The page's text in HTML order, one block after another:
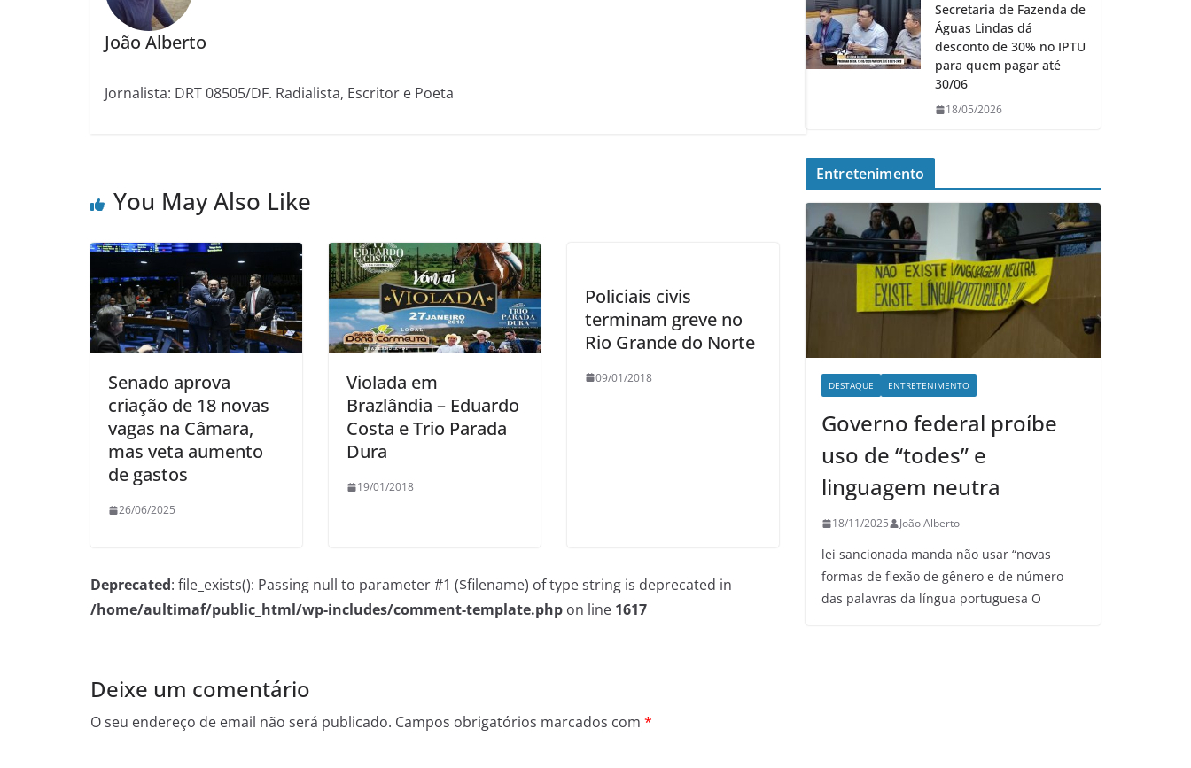
João Alberto
Jornalista: DRT 08505/DF. Radialista, Escritor e Poeta
You May Also Like
Senado aprova
criação de 18 novas
vagas na Câmara,
mas veta aumento
de gastos
26/06/2025
Violada em
Brazlândia – Eduardo
Costa e Trio Parada
Dura
19/01/2018
Policiais civis
terminam greve no
Rio Grande do Norte
09/01/2018
Deprecated: file_exists(): Passing null to parameter #1 ($filename) of type string is deprecated in
/home/aultimaf/public_html/wp-includes/comment-template.php on line 1617
Deixe um comentário
O seu endereço de email não será publicado. Campos obrigatórios marcados com *
Secretaria de Fazenda de
Águas Lindas dá
desconto de 30% no IPTU
para quem pagar até
30/06
18/05/2026
Entretenimento
DESTAQUE ENTRETENIMENTO
Governo federal proíbe
uso de “todes” e
linguagem neutra
18/11/2025 João Alberto
lei sancionada manda não usar “novas
formas de flexão de gênero e de número
das palavras da língua portuguesa O